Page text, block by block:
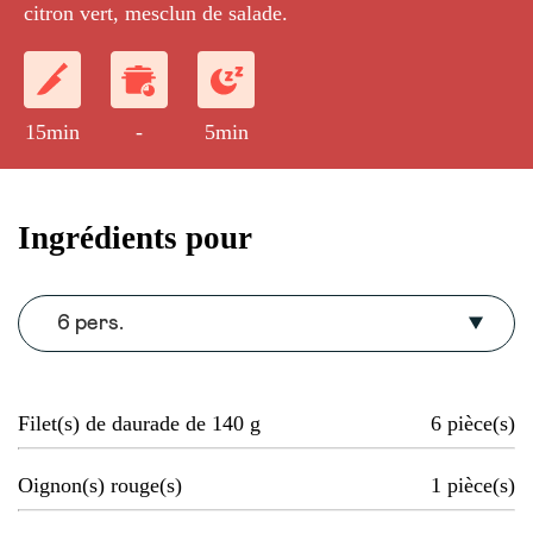
citron vert, mesclun de salade.
15min - 5min
Ingrédients pour
6 pers.
Filet(s) de daurade de 140 g 6 pièce(s)
Oignon(s) rouge(s) 1 pièce(s)